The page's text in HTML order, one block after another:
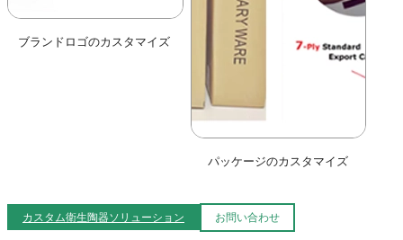
ブランドロゴのカスタマイズ
パッケージのカスタマイズ
カスタム衛生陶器ソリューション お問い合わせ